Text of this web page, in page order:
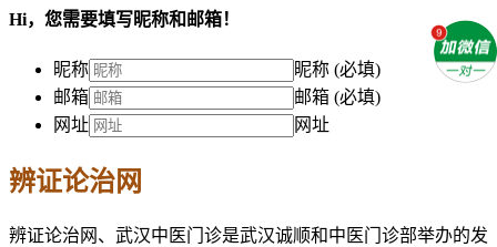
Hi，您需要填写昵称和邮箱！
昵称
昵称 (必填)
邮箱
邮箱 (必填)
网址
网址
辨证论治网
辨证论治网、武汉中医门诊是武汉诚顺和中医门诊部举办的发